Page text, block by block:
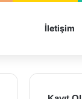
İletişim